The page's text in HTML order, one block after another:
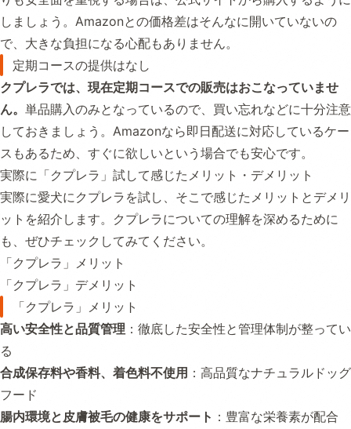
しましょう。Amazonとの価格差はそんなに開いていないの
で、大きな負担になる心配もありません。
定期コースの提供はなし
クプレラでは、現在定期コースでの販売はおこなっていませ
ん。 単品購入のみとなっているので、買い忘れなどに十分注意
しておきましょう。Amazonなら即日配送に対応しているケー
スもあるため、すぐに欲しいという場合でも安心です。
実際に「クプレラ」試して感じたメリット・デメリット
実際に愛犬にクプレラを試し、そこで感じたメリットとデメリ
ットを紹介します。クプレラについての理解を深めるために
も、ぜひチェックしてみてください。
「クプレラ」メリット
「クプレラ」デメリット
「クプレラ」メリット
高い安全性と品質管理 ：徹底した安全性と管理体制が整ってい
る
合成保存料や香料、着色料不使用 ：高品質なナチュラルドッグ
フード
腸内環境と皮膚被毛の健康をサポート ：豊富な栄養素が配合